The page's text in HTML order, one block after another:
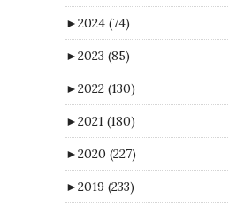
►2024 (74)
►2023 (85)
►2022 (130)
►2021 (180)
►2020 (227)
►2019 (233)